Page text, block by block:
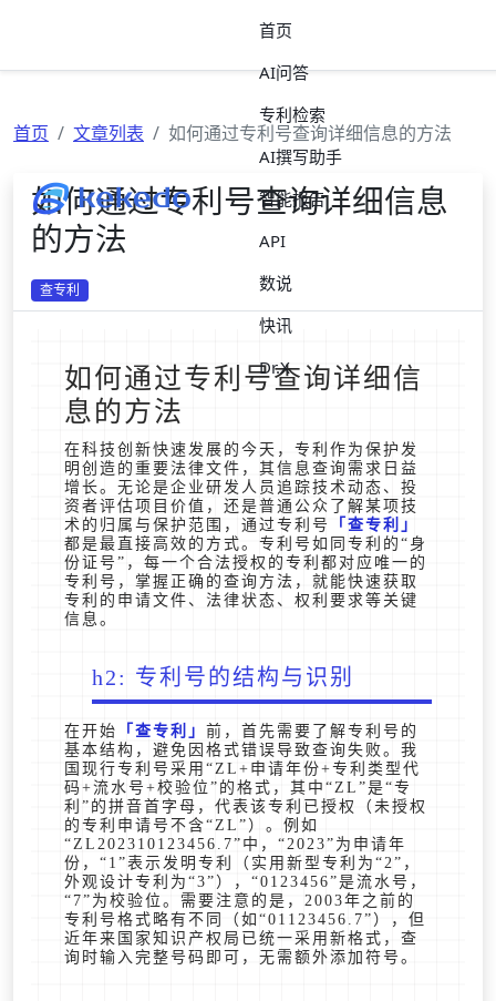
首页
AI问答
专利检索
AI撰写助手
智能报告
API
数说
快讯
Dr.X
首页 文章列表 如何通过专利号查询详细信息的方法
如何通过专利号查询详细信息
的方法
查专利
如何通过专利号查询详细信
息的方法
在科技创新快速发展的今天，专利作为保护发
明创造的重要法律文件，其信息查询需求日益
增长。无论是企业研发人员追踪技术动态、投
资者评估项目价值，还是普通公众了解某项技
术的归属与保护范围，通过专利号
查专利
都是最直接高效的方式。专利号如同专利的“身
份证号”，每一个合法授权的专利都对应唯一的
专利号，掌握正确的查询方法，就能快速获取
专利的申请文件、法律状态、权利要求等关键
信息。
h2: 专利号的结构与识别
在开始 查专利
前，首先需要了解专利号的
基本结构，避免因格式错误导致查询失败。我
国现行专利号采用“ZL+申请年份+专利类型代
码+流水号+校验位”的格式，其中“ZL”是“专
利”的拼音首字母，代表该专利已授权（未授权
的专利申请号不含“ZL”）。例如
“ZL202310123456.7”中，“2023”为申请年
份，“1”表示发明专利（实用新型专利为“2”，
外观设计专利为“3”），“0123456”是流水号，
“7”为校验位。需要注意的是，2003年之前的
专利号格式略有不同（如“01123456.7”），但
近年来国家知识产权局已统一采用新格式，查
询时输入完整号码即可，无需额外添加符号。